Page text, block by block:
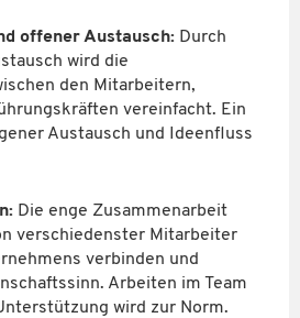
offener Austausch: Durch
wird die
den Mitarbeitern,
vereinfacht. Ein
Austausch und Ideenfluss
Die enge Zusammenarbeit
verschiedenster Mitarbeiter
verbinden und
Arbeiten im Team
wird zur Norm.